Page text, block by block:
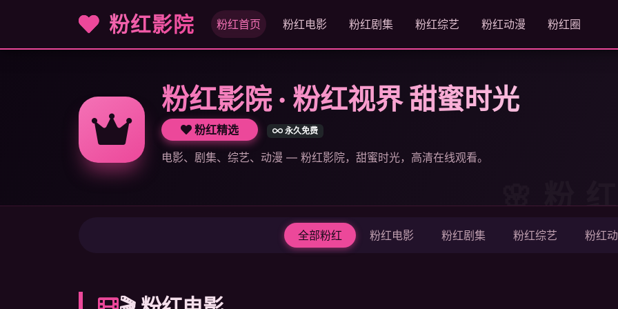
粉红影院 粉红首页 粉红电影 粉红剧集 粉红综艺 粉红动漫 粉红圈
粉红影院 · 粉红视界 甜蜜时光
粉红精选 永久免费
电影、剧集、综艺、动漫 — 粉红影院，甜蜜时光，高清在线观看。
全部粉红 粉红电影 粉红剧集 粉红综艺 粉红